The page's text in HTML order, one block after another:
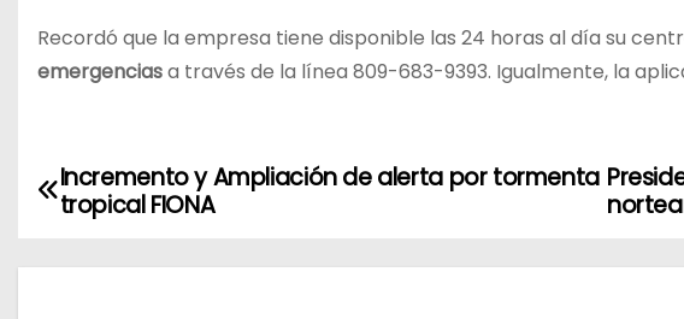
Recordó que la empresa tiene disponible las 24 horas al día su
emergenciasa través de la línea 809-683-9393. Igualmente, la
NIncremento y Ampliación de alerta por tormenta
tropical FIONA